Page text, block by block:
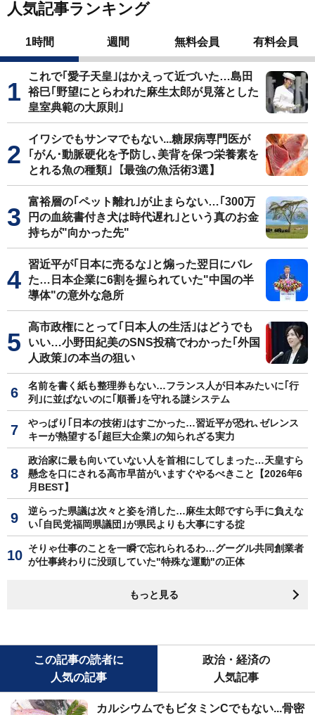
人気記事ランキング
1時間 週間 無料会員 有料会員
これで｢愛子天皇｣はかえって近づいた…島田
裕巳｢野望にとらわれた麻生太郎が見落とした
皇室典範の大原則｣
イワシでもサンマでもない...糖尿病専門医が
｢がん･動脈硬化を予防し､美背を保つ栄養素を
とれる魚の種類｣【最強の魚活術3選】
富裕層の｢ペット離れ｣が止まらない…｢300万
円の血統書付き犬は時代遅れ｣という真のお金
持ちが"向かった先"
習近平が｢日本に売るな｣と煽った翌日にバレ
た…日本企業に6割を握られていた"中国の半
導体"の意外な急所
高市政権にとって｢日本人の生活｣はどうでも
いい…小野田紀美のSNS投稿でわかった｢外国
人政策｣の本当の狙い
名前を書く紙も整理券もない…フランス人が日本みたいに｢行
列｣に並ばないのに｢順番｣を守れる謎システム
やっぱり｢日本の技術｣はすごかった…習近平が恐れ､ゼレンス
キーが熱望する｢超巨大企業｣の知られざる実力
政治家に最も向いていない人を首相にしてしまった…天皇すら
懸念を口にされる高市早苗がいますぐやるべきこと【2026年6
月BEST】
逆らった県議は次々と姿を消した…麻生太郎ですら手に負えな
い｢自民党福岡県議団｣が県民よりも大事にする掟
そりゃ仕事のことを一瞬で忘れられるわ…グーグル共同創業者
が仕事終わりに没頭していた"特殊な運動"の正体
もっと見る
この記事の読者に
人気の記事
政治・経済の
人気記事
カルシウムでもビタミンCでもない...骨密